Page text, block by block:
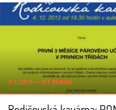
4.7.2019 ― VÍT BERAN